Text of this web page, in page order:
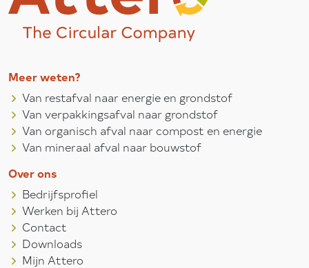
Meer weten?
Van restafval naar energie en grondstof
Van verpakkingsafval naar grondstof
Van organisch afval naar compost en energie
Van mineraal afval naar bouwstof
Over ons
Bedrijfsprofiel
Werken bij Attero
Contact
Downloads
Mijn Attero